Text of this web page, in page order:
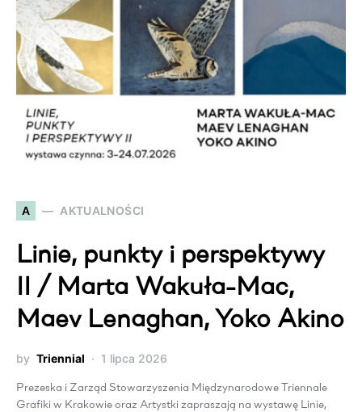
A AKTUALNOŚCI
Linie, punkty i perspektywy
II / Marta Wakuła-Mac,
Maev Lenaghan, Yoko Akino
by Triennial 1 lipca 2026
Prezeska i Zarząd Stowarzyszenia Międzynarodowe Triennale
Grafiki w Krakowie oraz Artystki zapraszają na wystawę Linie,